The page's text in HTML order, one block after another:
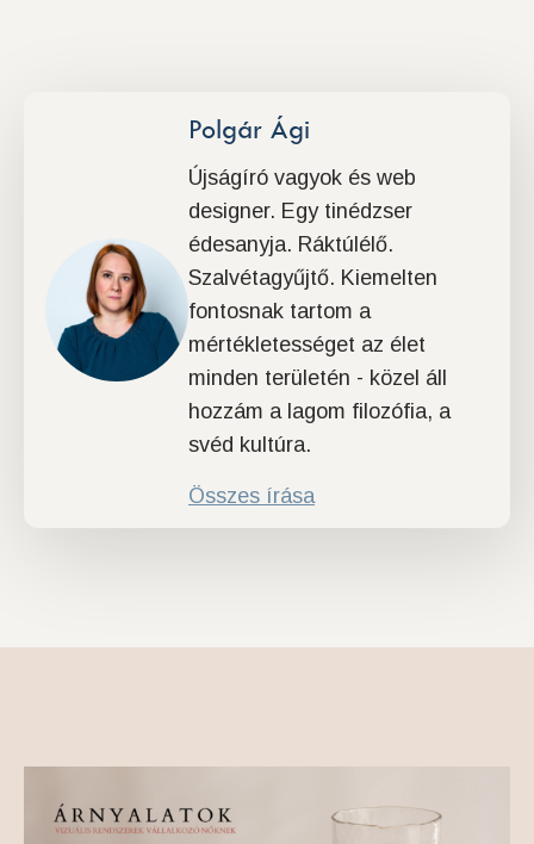
Polgár Ági
Újságíró vagyok és web
designer. Egy tinédzser
édesanyja. Ráktúlélő.
Szalvétagyűjtő. Kiemelten
fontosnak tartom a
mértékletességet az élet
minden területén - közel áll
hozzám a lagom filozófia, a
svéd kultúra.
Összes írása